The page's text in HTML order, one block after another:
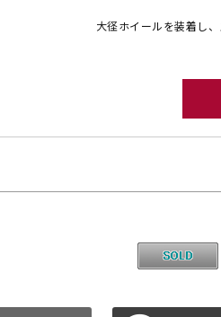
大径ホイールを装着し